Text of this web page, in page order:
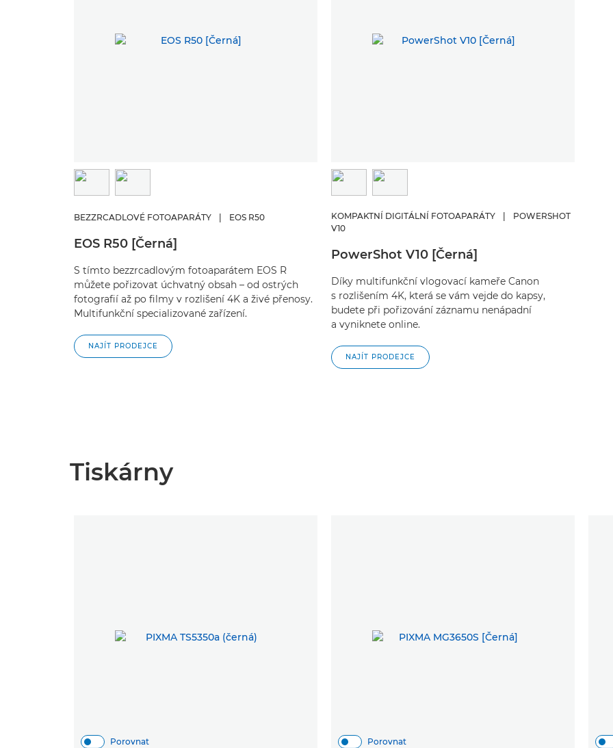
BEZZRCADLOVÉ FOTOAPARÁTY EOS R50
EOS R50 [Černá]
S tímto bezzrcadlovým fotoaparátem EOS R
můžete pořizovat úchvatný obsah – od ostrých
fotografií až po filmy v rozlišení 4K a živé přenosy.
Multifunkční specializované zařízení.
NAJÍT PRODEJCE
KOMPAKTNÍ DIGITÁLNÍ FOTOAPARÁTY
POWERSHOT
V10
PowerShot V10 [Černá]
Díky multifunkční vlogovací kameře Canon
s rozlišením 4K, která se vám vejde do kapsy,
budete při pořizování záznamu nenápadní
a vyniknete online.
NAJÍT PRODEJCE
Tiskárny
Porovnat Porovnat